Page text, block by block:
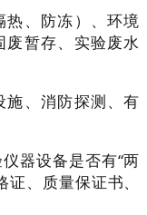
、防冻）、环境
暂存、实验废水
施、消防探测、有
器设备是否有“两
、质量保证书、